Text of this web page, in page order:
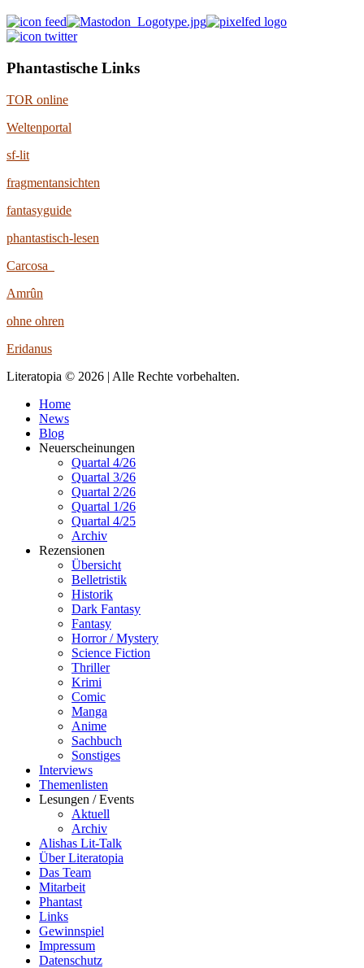
Phantastische Links
TOR online
Weltenportal
sf-lit
fragmentansichten
fantasyguide
phantastisch-lesen
Carcosa
Amrûn
ohne ohren
Eridanus
Literatopia © 2026 | Alle Rechte vorbehalten.
Home
News
Blog
Neuerscheinungen
Quartal 4/26
Quartal 3/26
Quartal 2/26
Quartal 1/26
Quartal 4/25
Archiv
Rezensionen
Übersicht
Belletristik
Historik
Dark Fantasy
Fantasy
Horror / Mystery
Science Fiction
Thriller
Krimi
Comic
Manga
Anime
Sachbuch
Sonstiges
Interviews
Themenlisten
Lesungen / Events
Aktuell
Archiv
Alishas Lit-Talk
Über Literatopia
Das Team
Mitarbeit
Phantast
Links
Gewinnspiel
Impressum
Datenschutz